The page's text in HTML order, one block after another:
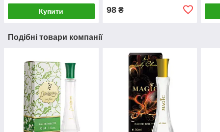
Купити 98₴
Подібні товари компанії